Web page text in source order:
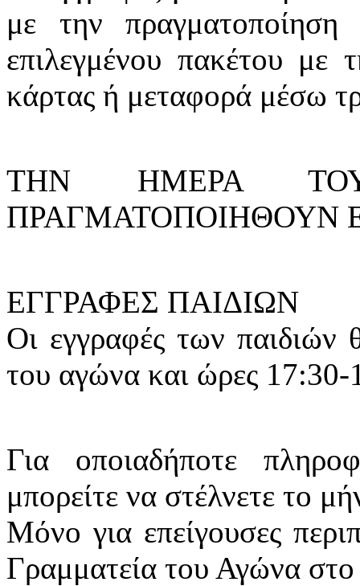
με την
επιλεγμένου πακέτου με
κάρτας ή μεταφορά μέσω
ΤΗΝ ΗΜΕΡΑ
ΠΡΑΓΜΑΤΟΠΟΙΗΘΟΥΝ
ΕΓΓΡΑΦΕΣ ΠΑΙΔΙΩΝ
Οι εγγραφές των παιδιών
του αγώνα και ώρες
Για οποιαδήποτε
μπορείτε να στέλνετε το
Μόνο για επείγουσες
Γραμματεία του Αγώνα